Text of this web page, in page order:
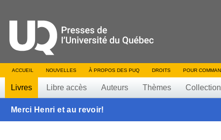
ACCUEIL NOUVELLES À PROPOS DES PUQ DROITS POUR
Livres Libre accès Auteurs Thèmes
Merci Henri et au revoir!